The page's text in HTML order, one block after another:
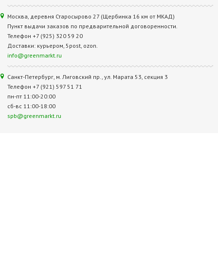
Москва, деревня Старосырово 27 (Щербинка 16 км от МКАД)
Пункт выдачи заказов по предварительной договоренности.
Телефон +7 (925) 320 59 20
Доставки: курьером, 5post, ozon.
info@greenmarkt.ru
Санкт-Петербург, м. Лиговский пр., ул. Марата 53, секция 3
Телефон +7 (921) 597 51 71
пн-пт 11:00-20:00
сб-вс 11:00-18:00
spb@greenmarkt.ru